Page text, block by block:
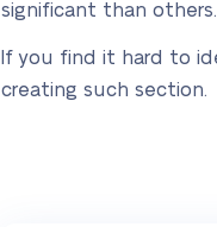
significant than others.
If you find it hard to
creating such section.